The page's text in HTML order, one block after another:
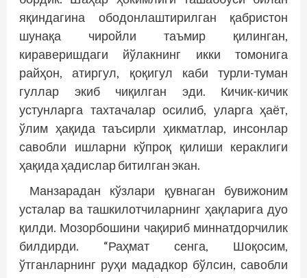
яқиндагина ободонлаштирилган қабристон
шунақа чиройли таъмир қилинган,
кираверишдаги йўлакнинг икки томонига
райҳон, атиргул, қоқигул каби турли-туман
гуллар экиб чиқилган эди. Кичик-кичик
устунларга тахтачалар осилиб, уларга ҳаёт,
ўлим ҳақида таъсирли ҳикматлар, инсонлар
савобли ишларни кўпроқ қилиши кераклиги
ҳақида ҳадислар битилган экан.
Манзарадан кўзлари қувнаган бувижоним
усталар ва ташкилотчиларнинг ҳақларига дуо
қилди. Мозорбошини чақириб миннатдорчилик
билдирди. “Раҳмат сенга, Шоқосим,
ўтганларнинг руҳи мададкор бўлсин, савобли